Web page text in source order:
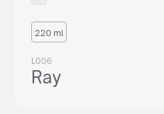
220 ml
L006
Ray